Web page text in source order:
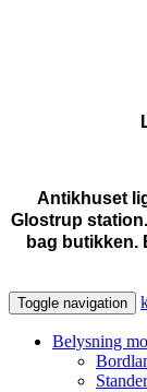
Lørdag
Antikhuset
Glostrup
bag butikken.
Toggle navigation
Belysning